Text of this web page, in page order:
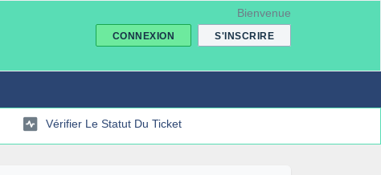
Bienvenue
CONNEXION S'INSCRIRE
Vérifier Le Statut Du Ticket